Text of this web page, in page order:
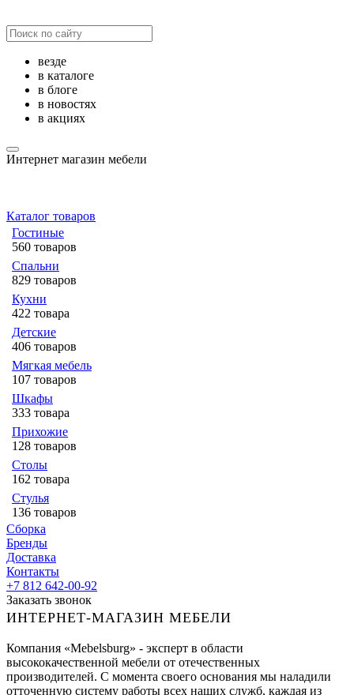
везде
в каталоге
в блоге
в новостях
в акциях
Интернет магазин мебели
Каталог товаров
Гостиные
560 товаров
Спальни
829 товаров
Кухни
422 товара
Детские
406 товаров
Мягкая мебель
107 товаров
Шкафы
333 товара
Прихожие
128 товаров
Столы
162 товара
Стулья
136 товаров
Сборка
Бренды
Доставка
Контакты
+7 812 642-00-92
Заказать звонок
ИНТЕРНЕТ-МАГАЗИН МЕБЕЛИ
Компания «Mebelsburg» - эксперт в области
высококачественной мебели от отечественных
производителей. С момента своего основания мы наладили
отточенную систему работы всех наших служб, каждая из